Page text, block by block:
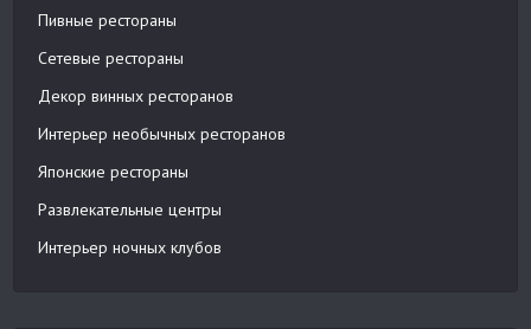
Пивные рестораны
Сетевые рестораны
Декор винных ресторанов
Интерьер необычных ресторанов
Японские рестораны
Развлекательные центры
Интерьер ночных клубов